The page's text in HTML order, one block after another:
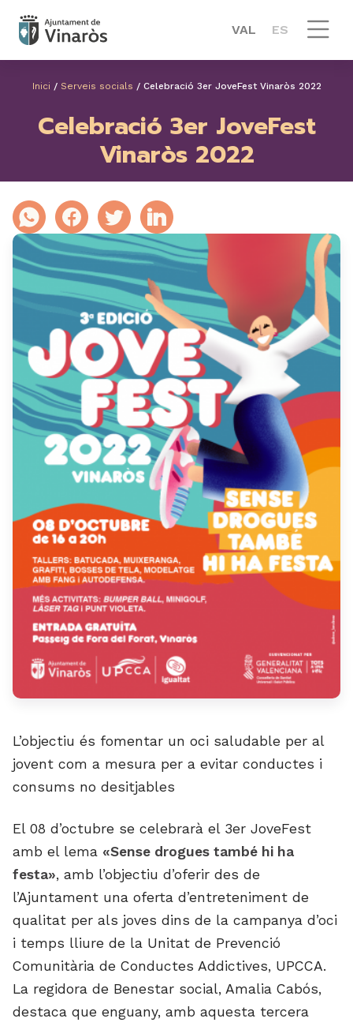
VAL ES
Inici / Serveis socials / Celebració 3er JoveFest Vinaròs 2022
Celebració 3er JoveFest
Vinaròs 2022
L’objectiu és fomentar un oci saludable per al
jovent com a mesura per a evitar conductes i
consums no desitjables
El 08 d’octubre se celebrarà el 3er JoveFest
amb el lema «Sense drogues també hi ha
festa», amb l’objectiu d’oferir des de
l’Ajuntament una oferta d’entreteniment de
qualitat per als joves dins de la campanya d’oci
i temps lliure de la Unitat de Prevenció
Comunitària de Conductes Addictives, UPCCA.
La regidora de Benestar social, Amalia Cabós,
destaca que enguany, amb aquesta tercera